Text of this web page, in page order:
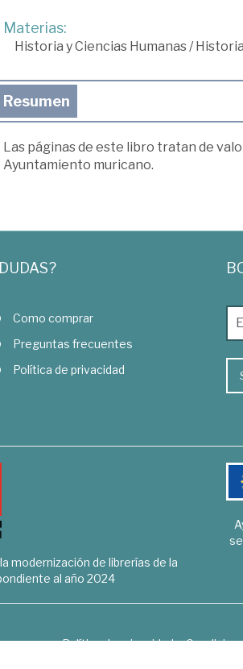
Materias:
Historia y Ciencias Humanas/
Resumen
Las páginas de este libro tratan de
Ayuntamiento muricano.
Como comprar
Preguntas frecuentes
Política de privacidad
modernización de librerías de la
al año 2024
Política de privacidad